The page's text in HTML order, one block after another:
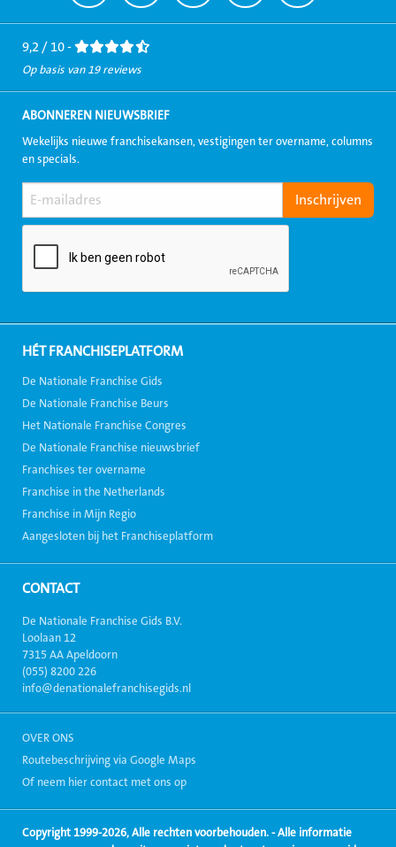
FacebookLinkedInTwitterInstagramYoutube
9,2 / 10 -
Op basis van 19 reviews
ABONNEREN NIEUWSBRIEF
Wekelijks nieuwe franchisekansen, vestigingen ter overname, columns
en specials.
HÉT FRANCHISEPLATFORM
De Nationale Franchise Gids
De Nationale Franchise Beurs
Het Nationale Franchise Congres
De Nationale Franchise nieuwsbrief
Franchises ter overname
Franchise in the Netherlands
Franchise in Mijn Regio
Aangesloten bij het Franchiseplatform
CONTACT
De Nationale Franchise Gids B.V.
Loolaan 12
7315 AA Apeldoorn
(055) 8200 226
info@denationalefranchisegids.nl
OVER ONS
Routebeschrijving via Google Maps
Of neem hier contact met ons op
Copyright 1999-2026, Alle rechten voorbehouden. - Alle informatie